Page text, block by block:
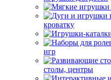
кроватку
игр
столы, центры